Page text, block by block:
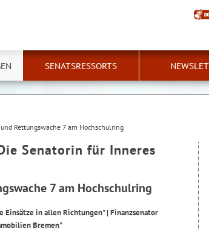
SENATSRESSORTS
Rettungswache 7 am Hochschulring
Senatorin für Inneres
7 am Hochschulring
in allen Richtungen" | Finanzsenator
Bremen"